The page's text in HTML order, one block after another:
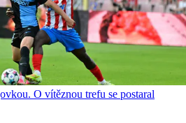
O vítěznou trefu se postaral